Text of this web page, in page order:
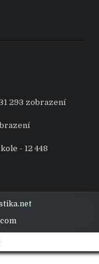
293 zobrazení
- 12 448